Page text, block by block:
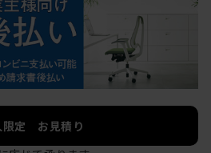
限定 お見積り